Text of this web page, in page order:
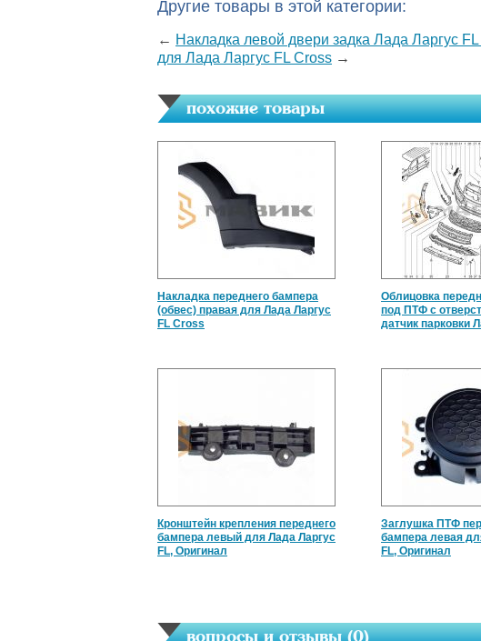
Другие товары в этой категории:
← Накладка левой двери задка Лада Ларгус
для Лада Ларгус FL Cross →
похожие товары
Накладка переднего бампера
(обвес) правая для Лада Ларгус
FL Cross
Облицовка
под ПТФ с
датчик парковки
Кронштейн крепления переднего
бампера левый для Лада Ларгус
FL, Оригинал
Заглушка ПТФ
бампера левая
FL, Оригинал
вопросы и отзывы (0)